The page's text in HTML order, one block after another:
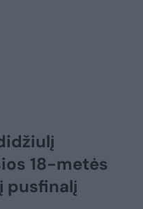
18-metės
pusfinalį